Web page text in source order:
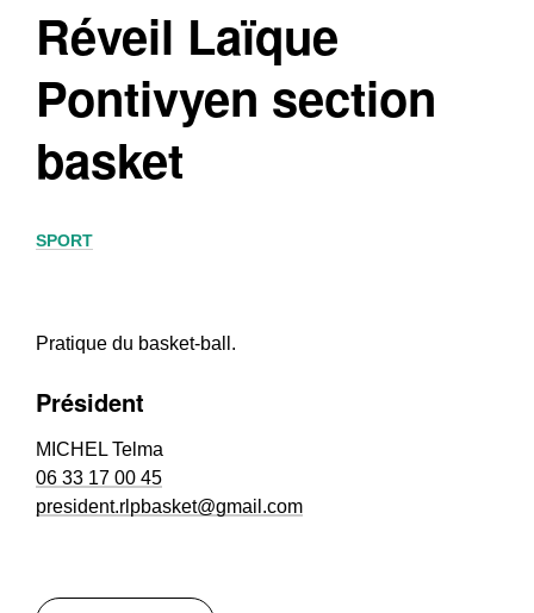
Réveil Laïque
Pontivyen section
basket
SPORT
Pratique du basket-ball.
Président
MICHEL Telma
06 33 17 00 45
president.rlpbasket@gmail.com